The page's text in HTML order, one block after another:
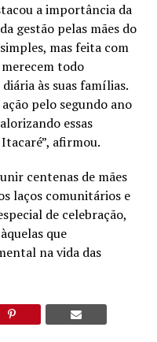
a importância da
gestão pelas mães do
mas feita com
todo
às suas famílias.
pelo segundo ano
essas
afirmou.
centenas de mães
laços comunitários e
de celebração,
que
na vida das